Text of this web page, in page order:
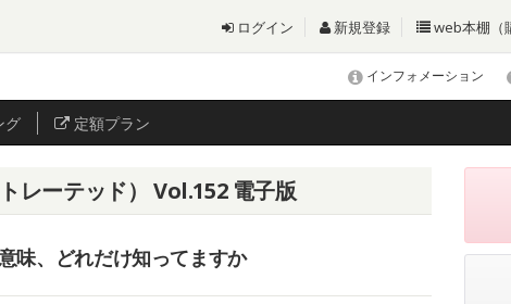
ログイン 新規登録 web本棚（
インフォメーション
グ 定額プラン
ーテッド） Vol.152 電子版
味、どれだけ知ってますか